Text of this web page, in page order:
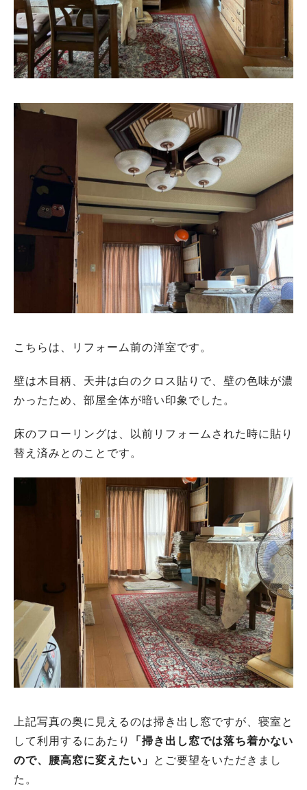
こちらは、リフォーム前の洋室です。
壁は木目柄、天井は白のクロス貼りで、壁の色味が濃
かったため、部屋全体が暗い印象でした。
床のフローリングは、以前リフォームされた時に貼り
替え済みとのことです。
上記写真の奥に見えるのは掃き出し窓ですが、寝室と
して利用するにあたり
「掃き出し窓では落ち着かない
ので、腰高窓に変えたい」
とご要望をいただきまし
た。